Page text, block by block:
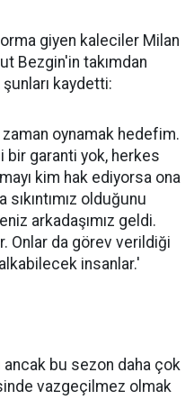
giyen kaleciler Milan
Bezgin'in takımdan
şunları kaydetti:
oynamak hedefim.
bir garanti yok, herkes
kim hak ediyorsa ona
olduğunu
arkadaşımız geldi.
Onlar da görev verildiği
insanlar.'
ancak bu sezon daha çok
vazgeçilmez olmak